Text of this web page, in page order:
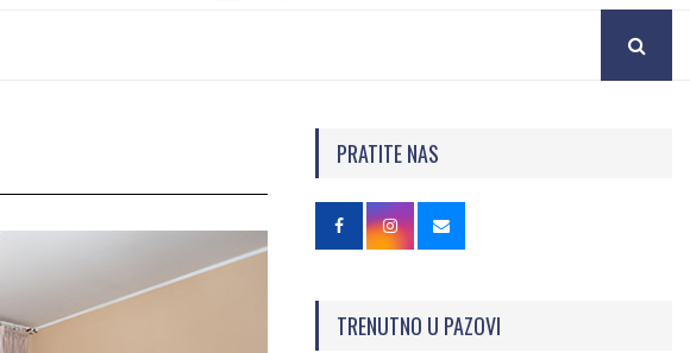
PRATITE NAS
TRENUTNO U PAZOVI